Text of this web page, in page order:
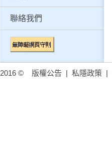
聯絡我們
2016 © 版權公告 | 私隱政策 |